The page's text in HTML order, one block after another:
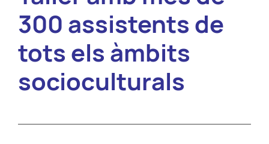
300 assistents de
tots els àmbits
socioculturals